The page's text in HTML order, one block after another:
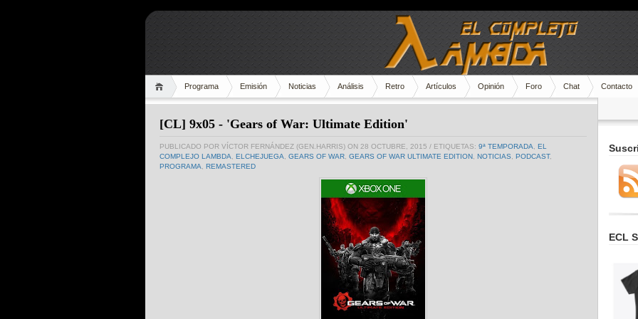
Programa Emisión Noticias Análisis Retro Artículos Opinión Foro Chat Contacto
[CL] 9x05 - 'Gears of War: Ultimate Edition'
PUBLICADO POR VÍCTOR FERNÁNDEZ (GEN.HARRIS) ON 28 OCTUBRE, 2015 / ETIQUETAS: 9ª TEMPORADA
EL
COMPLEJO LAMBDA
ELCHEJUEGA GEARS OF WAR GEARS OF WAR ULTIMATE EDITION NOTICIAS PODCAST,
PROGRAMA
REMASTERED
ECL